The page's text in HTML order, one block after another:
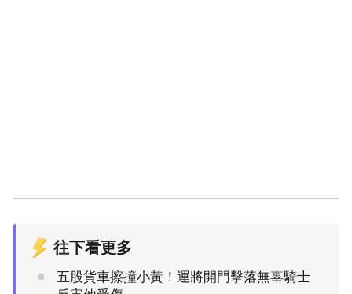
往下看更多
五股貨車擦撞小黃！運將開門擊落無辜騎士